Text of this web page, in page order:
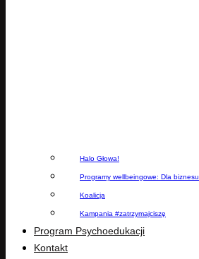
Halo Głowa!
Programy wellbeingowe: Dla biznesu
Koalicja
Kampania #zatrzymajciszę
Program Psychoedukacji
Kontakt